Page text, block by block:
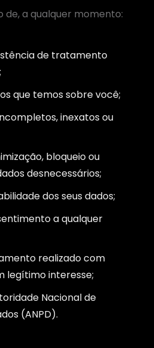
de, a qualquer momento:
de tratamento
que temos sobre você;
inexatos ou
bloqueio ou
desnecessários;
dos seus dados;
a qualquer
realizado com
legítimo interesse;
Nacional de
(ANPD).